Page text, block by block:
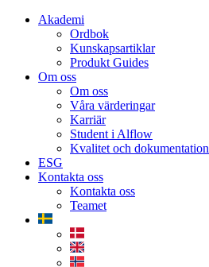
Akademi
Ordbok
Kunskapsartiklar
Produkt Guides
Om oss
Om oss
Våra värderingar
Karriär
Student i Alflow
Kvalitet och dokumentation
ESG
Kontakta oss
Kontakta oss
Teamet